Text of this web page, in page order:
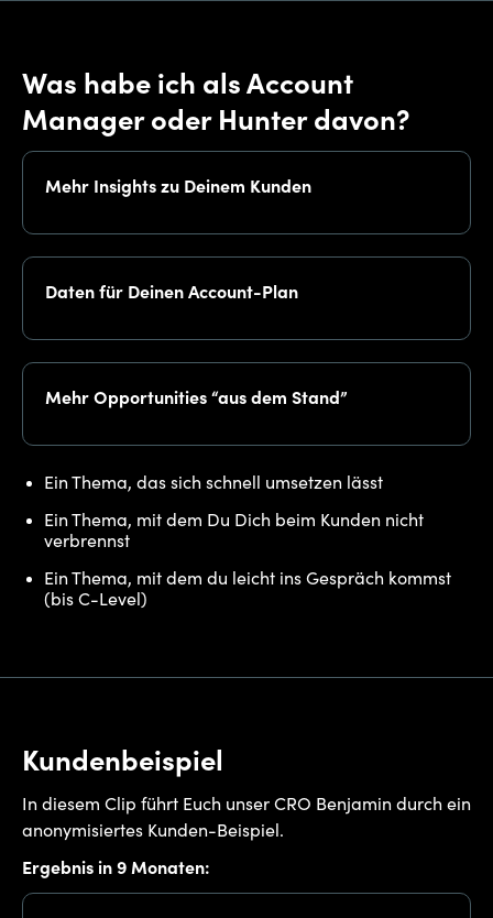
Was habe ich als Account
Manager oder Hunter davon?
Mehr Insights zu Deinem Kunden
Daten für Deinen Account-Plan
Mehr Opportunities “aus dem Stand”
Ein Thema, das sich schnell umsetzen lässt
Ein Thema, mit dem Du Dich beim Kunden nicht
verbrennst
Ein Thema, mit dem du leicht ins Gespräch kommst
(bis C-Level)
Kundenbeispiel
In diesem Clip führt Euch unser CRO Benjamin durch ein
anonymisiertes Kunden-Beispiel.
Ergebnis in 9 Monaten: